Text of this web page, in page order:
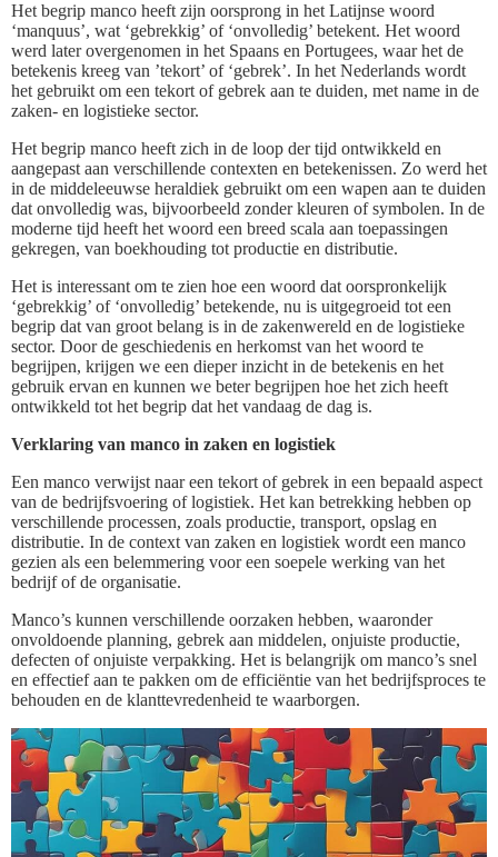
Het begrip manco heeft zijn oorsprong in het Latijnse woord
‘manquus’, wat ‘gebrekkig’ of ‘onvolledig’ betekent. Het woord
werd later overgenomen in het Spaans en Portugees, waar het de
betekenis kreeg van ’tekort’ of ‘gebrek’. In het Nederlands wordt
het gebruikt om een tekort of gebrek aan te duiden, met name in de
zaken- en logistieke sector.
Het begrip manco heeft zich in de loop der tijd ontwikkeld en
aangepast aan verschillende contexten en betekenissen. Zo werd het
in de middeleeuwse heraldiek gebruikt om een wapen aan te duiden
dat onvolledig was, bijvoorbeeld zonder kleuren of symbolen. In de
moderne tijd heeft het woord een breed scala aan toepassingen
gekregen, van boekhouding tot productie en distributie.
Het is interessant om te zien hoe een woord dat oorspronkelijk
‘gebrekkig’ of ‘onvolledig’ betekende, nu is uitgegroeid tot een
begrip dat van groot belang is in de zakenwereld en de logistieke
sector. Door de geschiedenis en herkomst van het woord te
begrijpen, krijgen we een dieper inzicht in de betekenis en het
gebruik ervan en kunnen we beter begrijpen hoe het zich heeft
ontwikkeld tot het begrip dat het vandaag de dag is.
Verklaring van manco in zaken en logistiek
Een manco verwijst naar een tekort of gebrek in een bepaald aspect
van de bedrijfsvoering of logistiek. Het kan betrekking hebben op
verschillende processen, zoals productie, transport, opslag en
distributie. In de context van zaken en logistiek wordt een manco
gezien als een belemmering voor een soepele werking van het
bedrijf of de organisatie.
Manco’s kunnen verschillende oorzaken hebben, waaronder
onvoldoende planning, gebrek aan middelen, onjuiste productie,
defecten of onjuiste verpakking. Het is belangrijk om manco’s snel
en effectief aan te pakken om de efficiëntie van het bedrijfsproces te
behouden en de klanttevredenheid te waarborgen.